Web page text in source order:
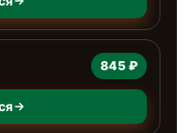
845 ₽